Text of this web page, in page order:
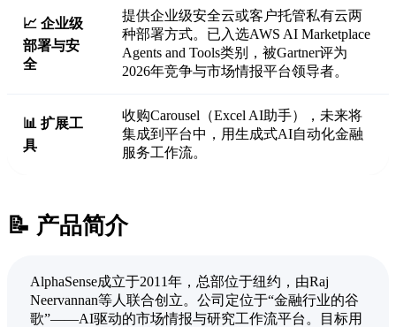
📈 企业级
部署与安
全
提供企业级安全云或客户托管私有云两
种部署方式。已入选AWS AI Marketplace
Agents and Tools类别，被Gartner评为
2026年竞争与市场情报平台领导者。
📊 扩展工
具
收购Carousel（Excel AI助手），未来将
集成到平台中，用生成式AI自动化金融
服务工作流。
📝 产品简介
AlphaSense成立于2011年，总部位于纽约，由Raj
Neervannan等人联合创立。公司定位于“金融行业的谷
歌”——AI驱动的市场情报与研究工作流平台。目标用